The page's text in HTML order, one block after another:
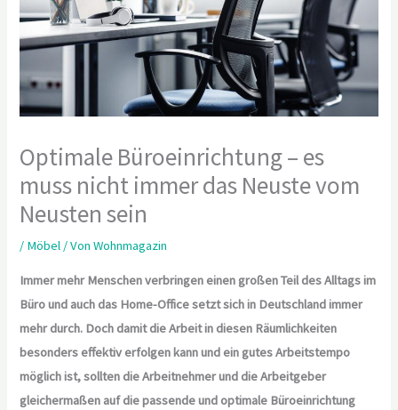
Optimale Büroeinrichtung – es
muss nicht immer das Neuste vom
Neusten sein
/ Möbel / VonWohnmagazin
Immer mehr Menschen verbringen einen großen Teil des Alltags im
Büro und auch das Home-Office setzt sich in Deutschland immer
mehr durch. Doch damit die Arbeit in diesen Räumlichkeiten
besonders effektiv erfolgen kann und ein gutes Arbeitstempo
möglich ist, sollten die Arbeitnehmer und die Arbeitgeber
gleichermaßen auf die passende und optimale Büroeinrichtung